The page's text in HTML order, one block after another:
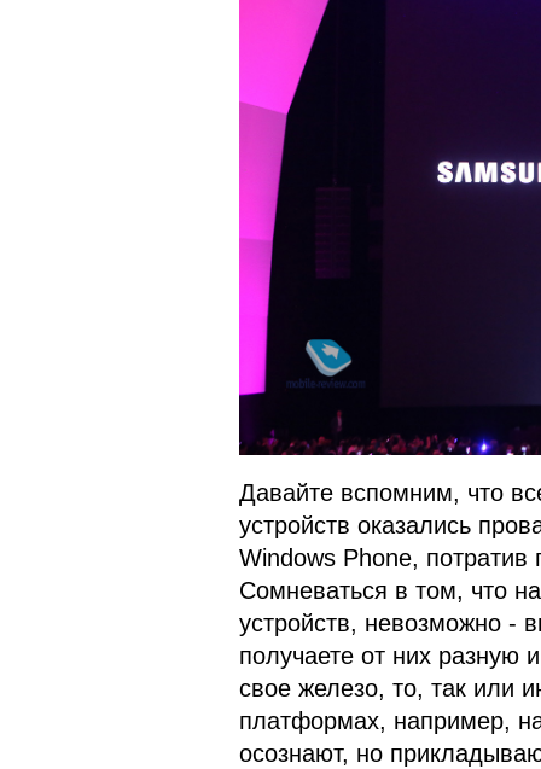
Давайте вспомним, что
устройств оказались
Windows Phone,
Сомневаться в том, что
устройств, невозможно -
получаете от них разную
свое железо, то, так или
платформах, например,
осознают, но